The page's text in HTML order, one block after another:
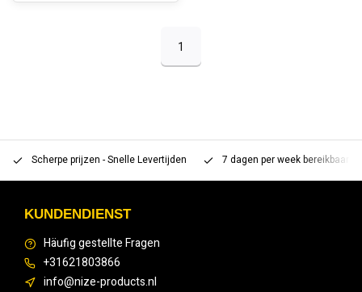
1
Scherpe prijzen - Snelle Levertijden 7 dagen per week bereikbaar
KUNDENDIENST
Häufig gestellte Fragen
+31621803866
info@nize-products.nl